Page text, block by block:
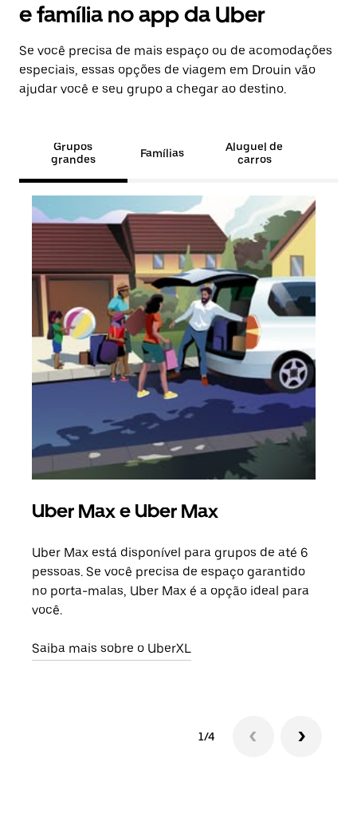
e família no app da Uber
Se você precisa de mais espaço ou de acomodações
especiais, essas opções de viagem em Drouin vão
ajudar você e seu grupo a chegar ao destino.
Grupos
grandes
Famílias
Aluguel de
carros
Uber Max e Uber Max
Uber Max está disponível para grupos de até 6
pessoas. Se você precisa de espaço garantido
no porta-malas, Uber Max é a opção ideal para
você.
Saiba mais sobre o UberXL
1/4